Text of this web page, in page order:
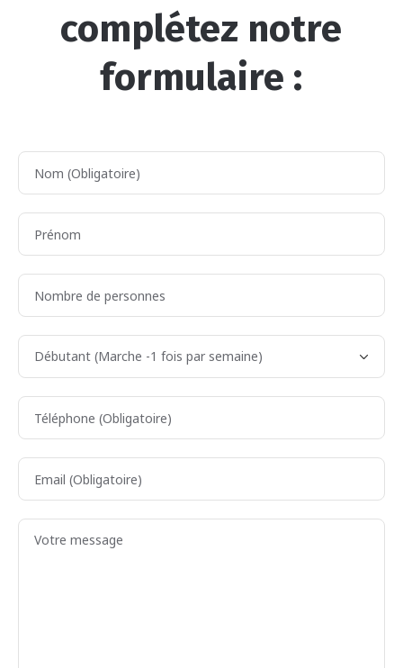
complétez notre
formulaire :